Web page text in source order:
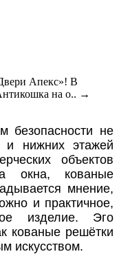
Апекс»! В
на о.. →
безопасности не
и нижних этажей
объектов
окна, кованые
мнение,
и практичное,
изделие. Эго
кованые решётки
искусством.